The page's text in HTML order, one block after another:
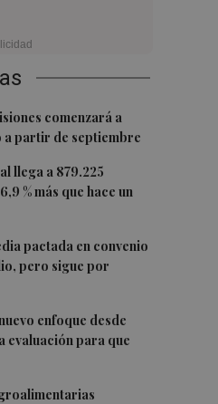
comenzará a
a partir de septiembre
llega a 879.225
% más que hace un
pactada en convenio
pero sigue por
enfoque desde
evaluación para que